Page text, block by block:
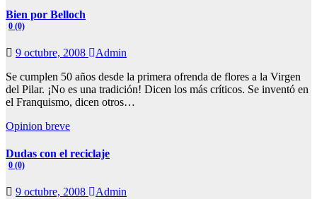
Bien por Belloch
0 (0)
9 octubre, 2008
Admin
Se cumplen 50 años desde la primera ofrenda de flores a la Virgen
del Pilar. ¡No es una tradición! Dicen los más críticos. Se inventó en
el Franquismo, dicen otros…
Opinion breve
Dudas con el reciclaje
0 (0)
9 octubre, 2008
Admin